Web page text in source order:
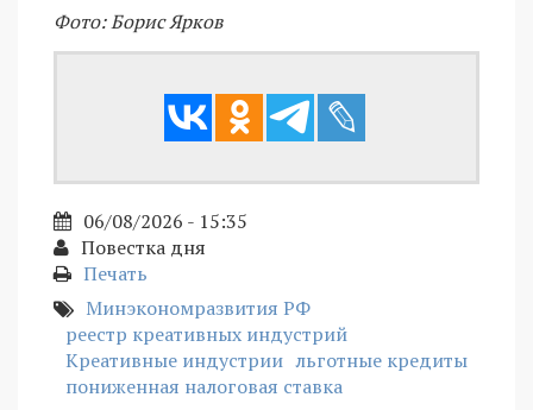
Фото: Борис Ярков
06/08/2026 - 15:35
Повестка дня
Печать
Минэкономразвития РФ
реестр креативных индустрий
Креативные индустрии льготные кредиты
пониженная налоговая ставка